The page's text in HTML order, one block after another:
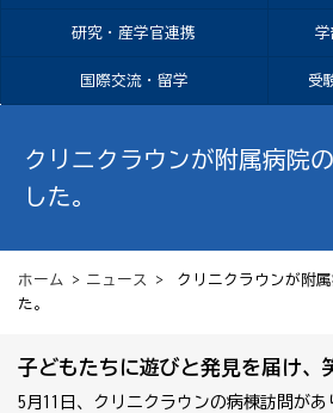
研究・産学官連携
国際交流・留学 受
クリニクラウンが附属病院
した。
ホーム > ニュース
> クリニクラウンが附
た。
子どもたちに遊びと発見を届け、
5月11日、クリニクラウンの病棟訪問があ